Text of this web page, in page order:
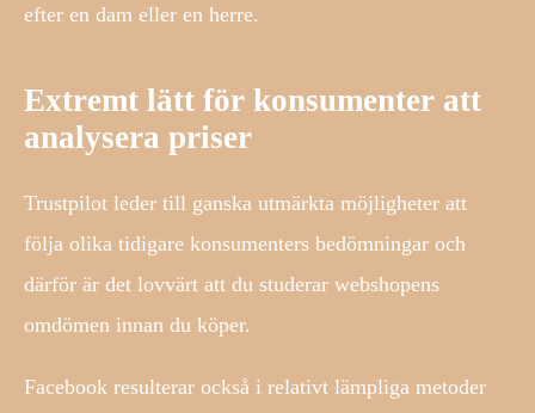
efter en dam eller en herre.
Extremt lätt för konsumenter att
analysera priser
Trustpilot leder till ganska utmärkta möjligheter att
följa olika tidigare konsumenters bedömningar och
därför är det lovvärt att du studerar webshopens
omdömen innan du köper.
Facebook resulterar också i relativt lämpliga metoder